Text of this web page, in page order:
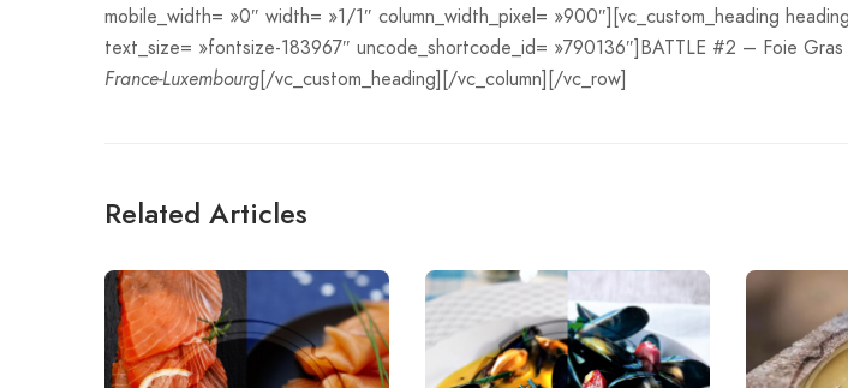
mobile_width= »0″ width= »1/1″ column_width_pixel= »900″][vc_custom_heading
text_size= »fontsize-183967″ uncode_shortcode_id= »790136″]BATTLE #2 – Foie Gras
France-Luxembourg[/vc_custom_heading][/vc_column][/vc_row]
Related Articles